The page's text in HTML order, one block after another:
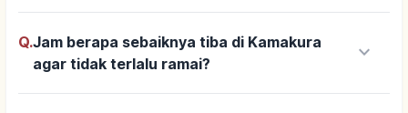
Q.Jam berapa sebaiknya tiba di Kamakura
agar tidak terlalu ramai?
keyboard_arrow_down